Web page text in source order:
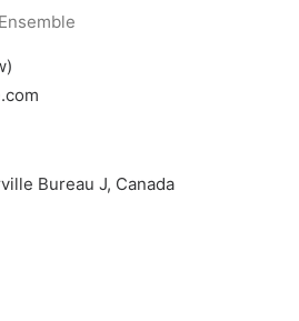
Candidat
Bureau J, Canada